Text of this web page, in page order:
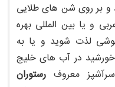
و بر روی شن های طلایی
و یا بین المللی بهره
لذت شوید و یا به
در آب های خلیج
معروف رستوران